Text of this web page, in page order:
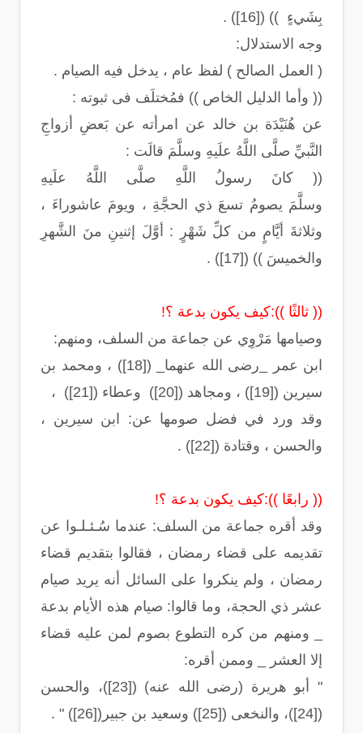
بِشَيءٍ )) ([16]) .
وجه الاستدلال:
( العمل الصالح ) لفظ عام ، يدخل فيه الصيام .
(( وأما الدليل الخاص )) فمُختلَف فى ثبوته :
عن هُنَيْدَة بن خالد عن امرأته عن بَعضِ أزواجِ
النَّبيِّ صلَّى اللَّهُ علَيهِ وسلَّمَ قالَت :
(( كانَ رسولُ اللَّهِ صلَّى اللَّهُ علَيهِ
وسلَّمَ يصومُ تسعَ ذي الحجَّةِ ، ويومَ عاشوراءَ ،
وثلاثةَ أيَّامٍ من كلِّ شَهْرٍ : أوَّلَ إثنينِ منَ الشَّهرِ
والخميسَ )) ([17]) .
(( ثالثًا )):كيف يكون بدعة ؟!
وصيامها مَرْوِي عن جماعة من السلف، ومنهم:
ابن عمر _رضى الله عنهما_ ([18]) ، ومحمد بن
سيرين ([19]) ، ومجاهد ([20]) وعطاء ([21]) ،
وقد ورد في فضل صومها عن: ابن سيرين ،
والحسن ، وقتادة ([22]) .
(( رابعًا )):كيف يكون بدعة ؟!
وقد أقره جماعة من السلف: عندما سُـئـلـوا عن
تقديمه على قضاء رمضان ، فقالوا بتقديم قضاء
رمضان ، ولم ينكروا على السائل أنه يريد صيام
عشر ذي الحجة، وما قالوا: صيام هذه الأيام بدعة
_ ومنهم من كره التطوع بصوم لمن عليه قضاء
إلا العشر _ وممن أقره:
" أبو هريرة (رضى الله عنه) ([23])، والحسن
([24])، والنخعى ([25]) وسعيد بن جبير([26]) " .